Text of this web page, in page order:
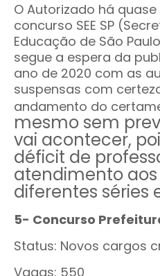
O Autorizado há
concurso SEE SP
Educação de São
segue a espera da
ano de 2020 com as
suspensas com
andamento do
mesmo sem
vai acontecer,
déficit de
atendimento
diferentes séries
5- Concurso
Status: Novos cargos
Vagas: 550